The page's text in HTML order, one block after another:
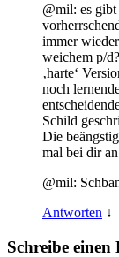
@mil: es
immer
weichem p/
‚harte‘
noch
Schild
Die
mal bei dir
@mil:
Antworten ↓
Schreibe